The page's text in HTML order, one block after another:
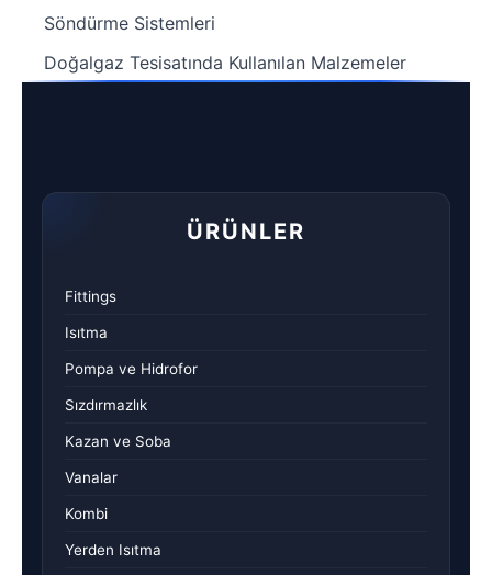
Söndürme Sistemleri
Doğalgaz Tesisatında Kullanılan Malzemeler
ÜRÜNLER
Fittings
Isıtma
Pompa ve Hidrofor
Sızdırmazlık
Kazan ve Soba
Vanalar
Kombi
Yerden Isıtma